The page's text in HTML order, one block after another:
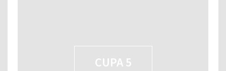
CUPA 5